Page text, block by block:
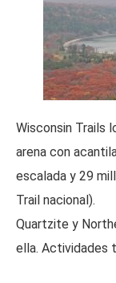
Wisconsin Trails
arena con
escalada y 29
Trail nacional).
Quartzite y
ella. Actividades